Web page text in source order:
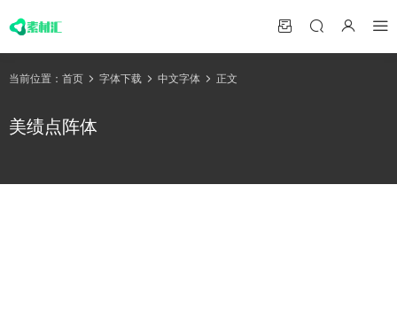
当前位置： 首页 字体下载 中文字体 正文
美绩点阵体